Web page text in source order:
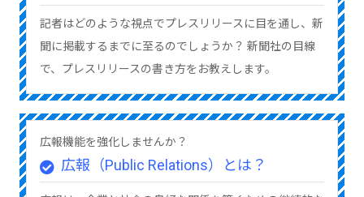
記者はどのような視点でプレスリリースに目を通し、新
聞に掲載するまでに至るのでしょうか？ 新聞社の目線
で、プレスリリースの書き方をお教えします。
広報機能を強化しませんか？
広報（Public Relations）とは？